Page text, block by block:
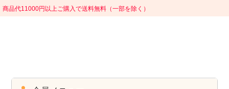
商品代11000円以上ご購入で送料無料（一部を除く）